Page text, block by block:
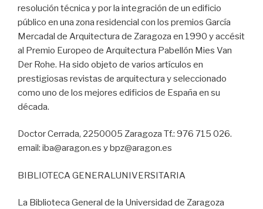
resolución técnica y por la integración de un edificio
público en una zona residencial con los premios García
Mercadal de Arquitectura de Zaragoza en 1990 y accésit
al Premio Europeo de Arquitectura Pabellón Mies Van
Der Rohe. Ha sido objeto de varios artículos en
prestigiosas revistas de arquitectura y seleccionado
como uno de los mejores edificios de España en su
década.
Doctor Cerrada, 2250005 Zaragoza Tf.: 976 715 026.
email: iba@aragon.es y bpz@aragon.es
BIBLIOTECA GENERALUNIVERSITARIA
La Biblioteca General de la Universidad de Zaragoza